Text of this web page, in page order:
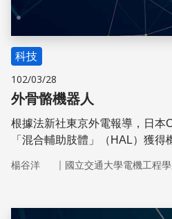
科技
102/03/28
外骨骼機器人
根據法新社東京外電報導，日本
「混合輔助肢體」（HAL）獲
輔助機器人的功能，其技術上的
楊谷洋 ｜